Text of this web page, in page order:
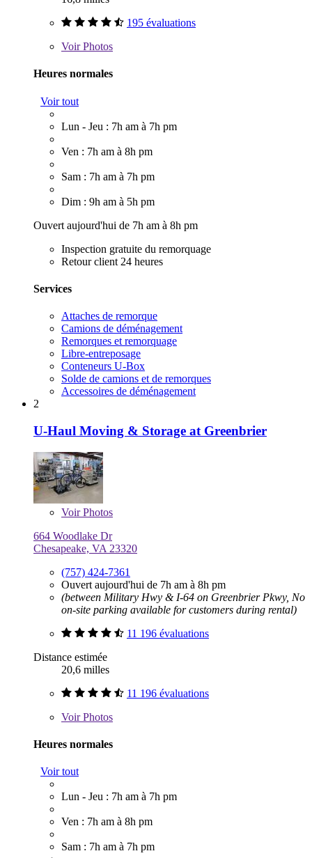
195 évaluations
VoirPhotos
Heures normales
Voir tout
Lun - Jeu : 7h am à 7h pm
Ven : 7h am à 8h pm
Sam : 7h am à 7h pm
Dim : 9h am à 5h pm
Ouvert aujourd'hui de 7h am à 8h pm
Inspection gratuite du remorquage
Retour client 24 heures
Services
Attaches de remorque
Camions de déménagement
Remorques et remorquage
Libre-entreposage
Conteneurs U-Box
Solde de camions et de remorques
Accessoires de déménagement
2
U-Haul Moving & Storage at Greenbrier
VoirPhotos
664 Woodlake Dr
Chesapeake, VA 23320
(757) 424-7361
Ouvert aujourd'hui de 7h am à 8h pm
(between Military Hwy & I-64 on Greenbrier Pkwy, No
on-site parking available for customers during rental)
11 196 évaluations
Distance estimée
20,6 milles
11 196 évaluations
VoirPhotos
Heures normales
Voir tout
Lun - Jeu : 7h am à 7h pm
Ven : 7h am à 8h pm
Sam : 7h am à 7h pm